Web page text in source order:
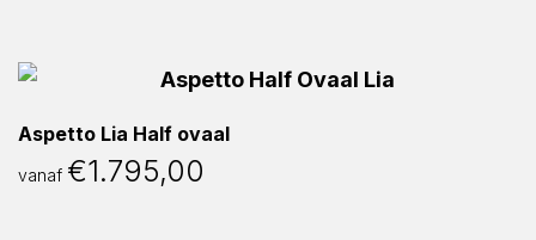
Aspetto Lia Half ovaal
vanaf €1.795,00